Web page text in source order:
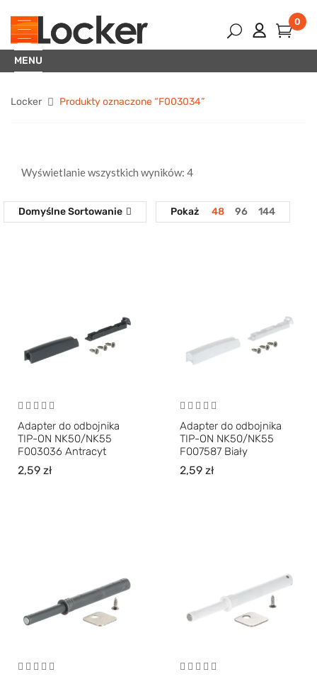
0
MENU
Locker Produkty oznaczone “F003034”
Wyświetlanie wszystkich wyników: 4
Domyślne Sortowanie Pokaż 48 96 144
Adapter do odbojnika
TIP-ON NK50/NK55
F003036 Antracyt
2,59 zł
Adapter do odbojnika
TIP-ON NK50/NK55
F007587 Biały
2,59 zł